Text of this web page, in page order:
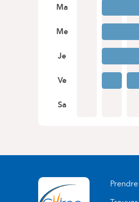
Ma
Me
Je
Ve
Sa